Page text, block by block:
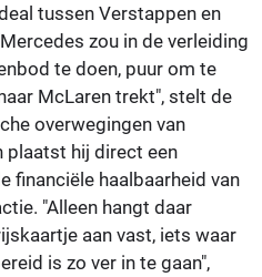
tussen Verstappen en
zou in de verleiding
te doen, puur om te
McLaren trekt", stelt de
overwegingen van
plaatst hij direct een
financiële haalbaarheid van
"Alleen hangt daar
aan vast, iets waar
is zo ver in te gaan",